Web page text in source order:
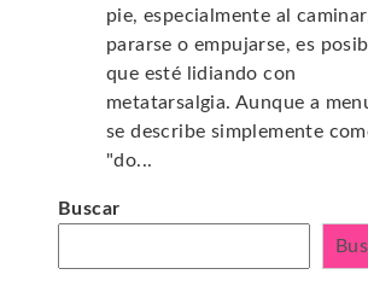
pie, especialmente al
pararse o empujarse, es
que esté lidiando con
metatarsalgia. Aunque a
se describe simplemente
"do...
Buscar